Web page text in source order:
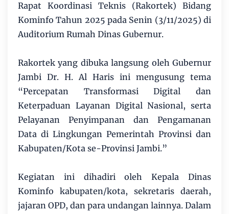
Rapat Koordinasi Teknis (Rakortek) Bidang
Kominfo Tahun 2025 pada Senin (3/11/2025) di
Auditorium Rumah Dinas Gubernur.
Rakortek yang dibuka langsung oleh Gubernur
Jambi Dr. H. Al Haris ini mengusung tema
“Percepatan Transformasi Digital dan
Keterpaduan Layanan Digital Nasional, serta
Pelayanan Penyimpanan dan Pengamanan
Data di Lingkungan Pemerintah Provinsi dan
Kabupaten/Kota se-Provinsi Jambi.”
Kegiatan ini dihadiri oleh Kepala Dinas
Kominfo kabupaten/kota, sekretaris daerah,
jajaran OPD, dan para undangan lainnya. Dalam